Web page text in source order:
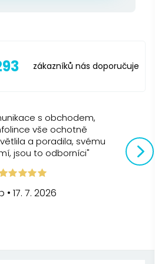
hodinu
naprázdno
°C a °F
zákazníků nás doporučuje
s obchodem,
vše ochotně
a poradila, svému
jsou to odborníci"
•17. 7. 2026